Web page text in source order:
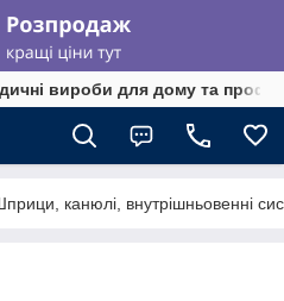
вироби для дому та
канюлі, внутрішньовенні